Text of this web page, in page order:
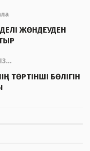
ЖӨНДЕУДЕН
ТӨРТІНШІ БӨЛІГІН